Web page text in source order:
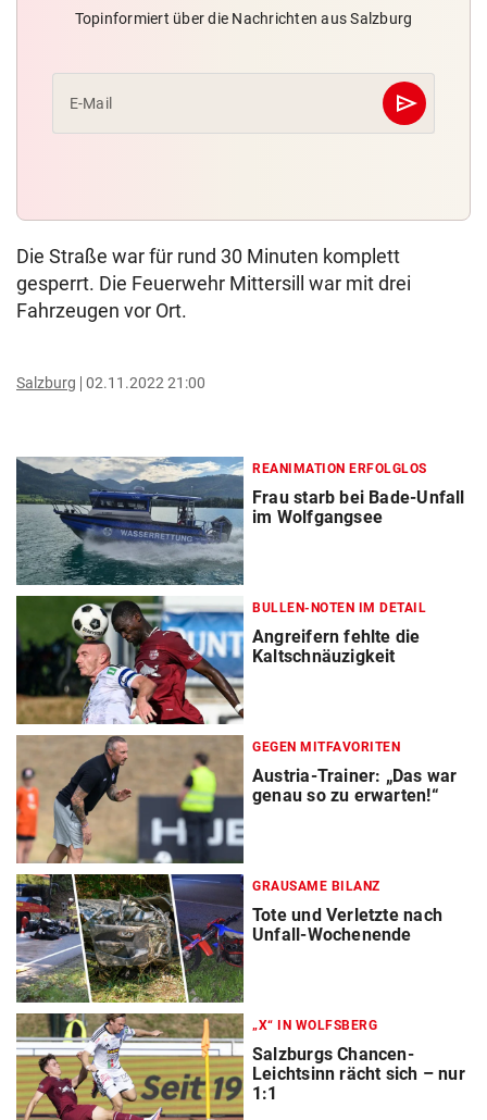
Topinformiert über die Nachrichten aus Salzburg
E-Mail send
Abschicken
Die Straße war für rund 30 Minuten komplett
gesperrt. Die Feuerwehr Mittersill war mit drei
Fahrzeugen vor Ort.
Salzburg 02.11.2022 21:00
REANIMATION ERFOLGLOS
Frau starb bei Bade-Unfall
im Wolfgangsee
BULLEN-NOTEN IM DETAIL
Angreifern fehlte die
Kaltschnäuzigkeit
GEGEN MITFAVORITEN
Austria-Trainer: „Das war
genau so zu erwarten!“
GRAUSAME BILANZ
Tote und Verletzte nach
Unfall-Wochenende
„X“ IN WOLFSBERG
Salzburgs Chancen-
Leichtsinn rächt sich – nur
1:1